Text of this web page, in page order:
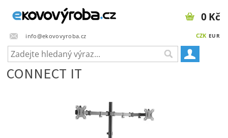
info@ekovovyroba.cz CZK EUR
0 Kč
CONNECT IT